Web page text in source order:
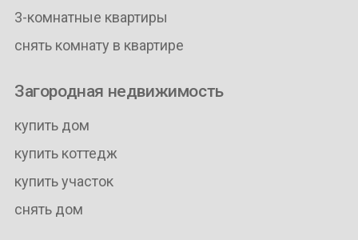
3-комнатные квартиры
снять комнату в квартире
Загородная недвижимость
купить дом
купить коттедж
купить участок
снять дом